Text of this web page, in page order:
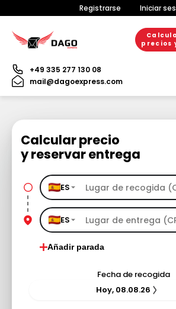
Registrarse Iniciar
precios
+49 335 277 130 08
mail@dagoexpress.com
Calcular precio
y reservar entrega
ES
ES
Añadir parada
Fecha de recogida
Hoy, 08.08.26